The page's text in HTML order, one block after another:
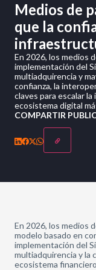
Medios de
que la
En 2026, los medios
implementación del
multiadquirencia y
confianza, la
claves para escalar
ecosistema digital
COMPARTIR
En 2026, los medios
modelo basado en
implementación del
multiadquirencia y la
ecosistema